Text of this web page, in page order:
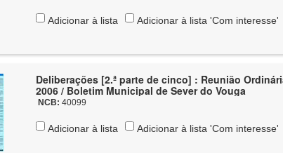
Adicionar à lista Adicionar à lista 'Com interesse'
Deliberações [2.ª parte de cinco] : Reunião
2006 / Boletim Municipal de Sever do Vouga
NCB:40099
Adicionar à lista Adicionar à lista 'Com interesse'